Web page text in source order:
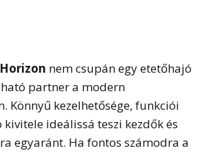
nem csupán egy etetőhajó
partner a modern
Könnyű kezelhetősége, funkciói
ideálissá teszi kezdők és
egyaránt. Ha fontos számodra a